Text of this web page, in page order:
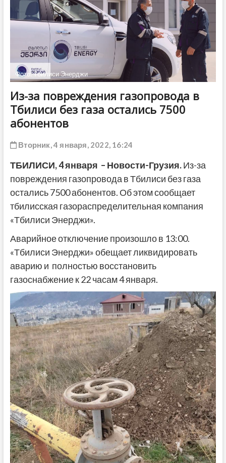
Фото: Тбилиси Энерджи
Из-за повреждения газопровода в
Тбилиси без газа остались 7500
абонентов
Вторник, 4 января, 2022, 16:24
ТБИЛИСИ,4 января – Новости-Грузия.Из-за
повреждения газопровода в Тбилиси без газа
остались 7500 абонентов. Об этом сообщает
тбилисская газораспределительная компания
«Тбилиси Энерджи».
Аварийное отключение произошло в 13:00.
«Тбилиси Энерджи» обещает ликвидировать
аварию и полностью восстановить
газоснабжение к 22 часам 4 января.